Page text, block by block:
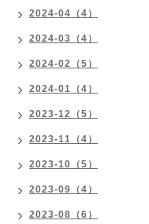
2024-04（4）
2024-03（4）
2024-02（5）
2024-01（4）
2023-12（5）
2023-11（4）
2023-10（5）
2023-09（4）
2023-08（6）